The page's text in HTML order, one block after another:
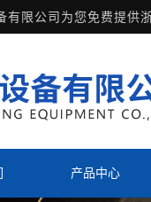
有限公司为您免费提供
产品中心